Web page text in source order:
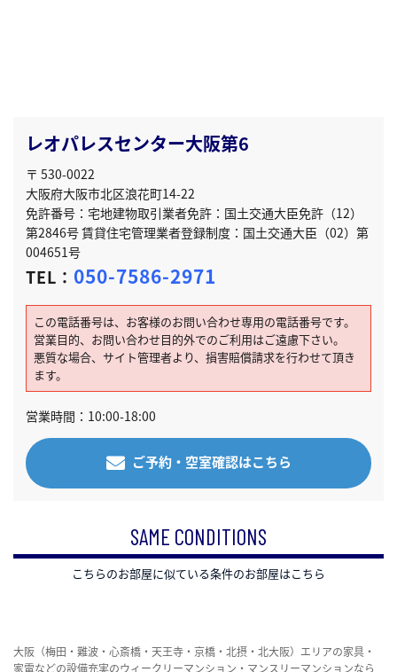
レオパレスセンター大阪第6
〒 530-0022
大阪府大阪市北区浪花町14-22
免許番号：宅地建物取引業者免許：国土交通大臣免許（12）
第2846号 賃貸住宅管理業者登録制度：国土交通大臣（02）第
004651号
TEL： 050-7586-2971
この電話番号は、お客様のお問い合わせ専用の電話番号です。
営業目的、お問い合わせ目的外でのご利用はご遠慮下さい。
悪質な場合、サイト管理者より、損害賠償請求を行わせて頂き
ます。
営業時間：10:00-18:00
ご予約・空室確認はこちら
SAME CONDITIONS
こちらのお部屋に似ている条件のお部屋はこちら
大阪（梅田・難波・心斎橋・天王寺・京橋・北摂・北大阪）エリアの家具・
家電などの設備充実のウィークリーマンション・マンスリーマンションなら